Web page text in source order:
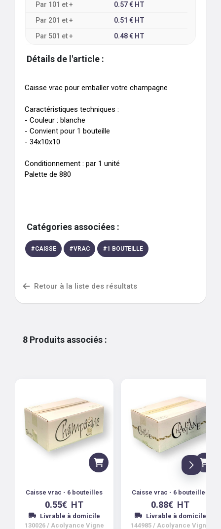
Par 101 et + 0.57€ HT
Par 201 et + 0.51 € HT
Par 501 et + 0.48€ HT
Détails de l'article :
Caisse vrac pour emballer votre champagne
Caractéristiques techniques :
- Couleur : blanche
- Convient pour 1 bouteille
- 34x10x10
Conditionnement : par 1 unité
Palette de 880
Catégories associées :
#CAISSE #VRAC #1 BOUTEILLE
Retour à la liste des résultats
8 Produits associés :
Caisse vrac - 6 bouteilles
0.55€ HT
Livrable à domicile
130026 / Acolyance Vigne
Caisse vrac - 6 bouteilles
0.88€ HT
Livrable à domicile
144985 / Acolyance Vigne